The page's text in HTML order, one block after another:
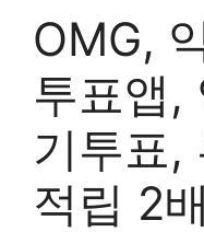
OMG,
투표앱,
기투표,
적립 2배